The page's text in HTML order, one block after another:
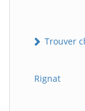
Trouver
Rignat